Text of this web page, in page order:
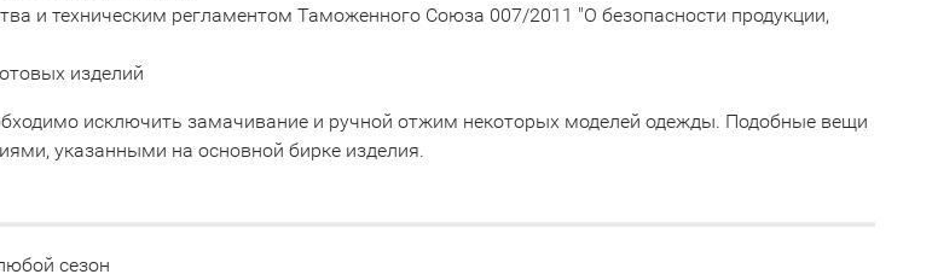
и техническим регламентом Таможенного Союза 007/2011 "О безопасности продукции,
изделий
исключить замачивание и ручной отжим некоторых моделей одежды. Подобные вещи
указанными на основной бирке изделия.
сезон